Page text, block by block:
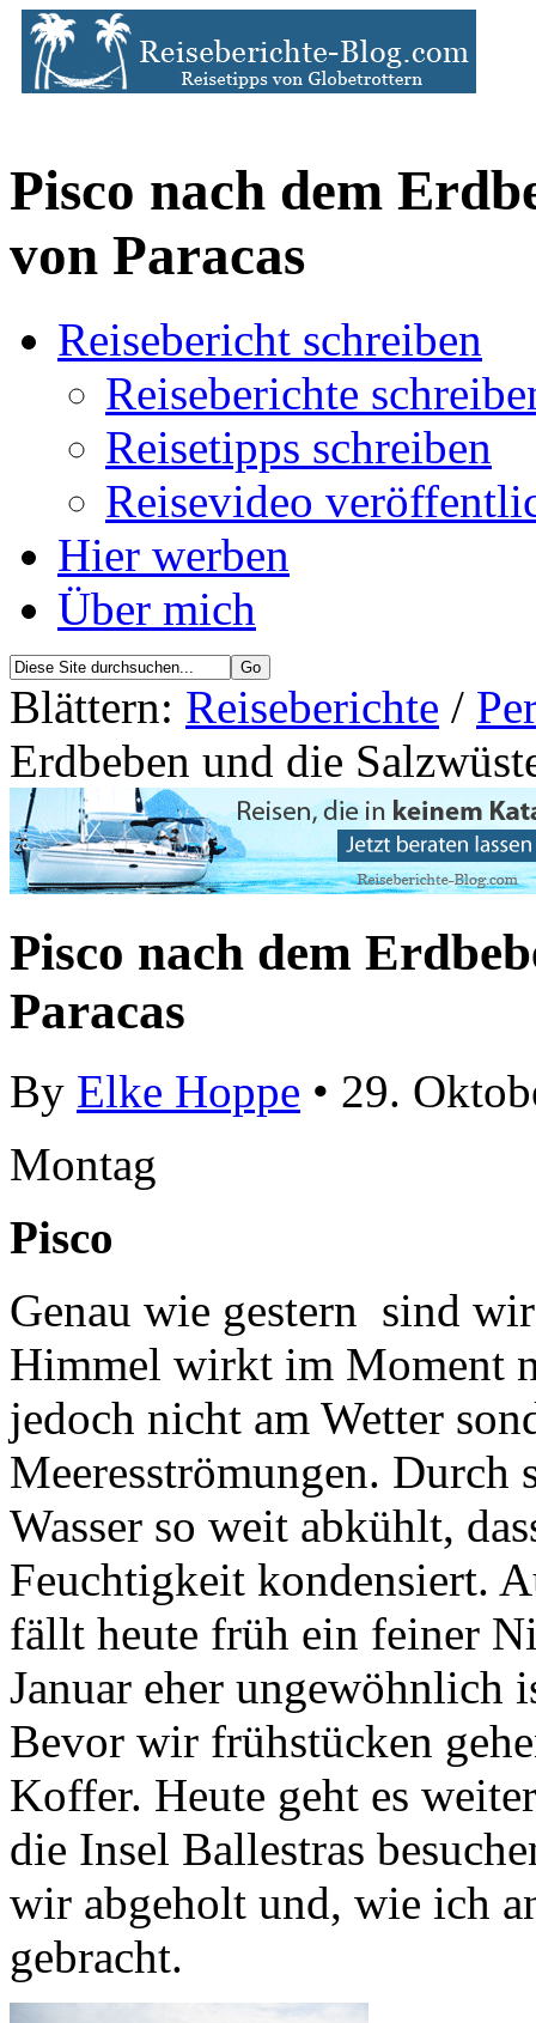
Pisco nach dem
von Paracas
Reisebericht schreiben
Reiseberichte
Reisetipps schreiben
Reisevideo
Hier werben
Über mich
Blättern: Reiseberichte /
Erdbeben und die
Pisco nach dem
Paracas
By Elke Hoppe • 29.
Montag
Pisco
Genau wie gestern sind
Himmel wirkt im Moment
jedoch nicht am Wetter
Meeresströmungen.
Wasser so weit abkühlt,
Feuchtigkeit kondensiert.
fällt heute früh ein feiner
Januar eher ungewöhnlich
Bevor wir frühstücken
Koffer. Heute geht es
die Insel Ballestras
wir abgeholt und, wie ich
gebracht.